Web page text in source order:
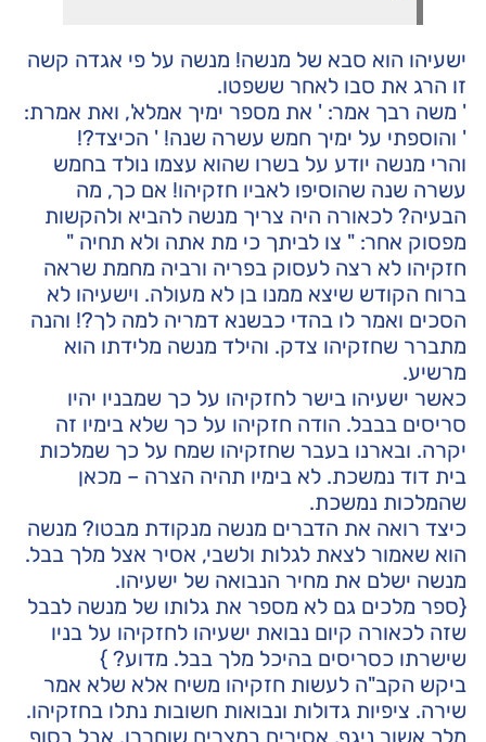
ישעיהו הוא סבא של מנשה! מנשה על פי אגדה קשה
זו הרג את סבו לאחר ששפטו.
' משה רבך אמר: ' את מספר ימיך אמלא', ואת אמרת:
' והוספתי על ימיך חמש עשרה שנה! ' הכיצד?!
והרי מנשה יודע על בשרו שהוא עצמו נולד בחמש
עשרה שנה שהוסיפו לאביו חזקיהו! אם כך, מה
הבעיה? לכאורה היה צריך מנשה להביא ולהקשות
מפסוק אחר: " צו לביתך כי מת אתה ולא תחיה "
חזקיהו לא רצה לעסוק בפריה ורביה מחמת שראה
ברוח הקודש שיצא ממנו בן לא מעולה. וישעיהו לא
הסכים ואמר לו בהדי כבשנא דמריה למה לך?! והנה
מתברר שחזקיהו צדק. והילד מנשה מלידתו הוא
מרשיע.
כאשר ישעיהו בישר לחזקיהו על כך שמבניו יהיו
סריסים בבבל. הודה חזקיהו על כך שלא בימיו זה
יקרה. ובארנו בעבר שחזקיהו שמח על כך שמלכות
בית דוד נמשכת. לא בימיו תהיה הצרה – מכאן
שהמלכות נמשכת.
כיצד רואה את הדברים מנשה מנקודת מבטו? מנשה
הוא שאמור לצאת לגלות ולשבי, אסיר אצל מלך בבל.
מנשה ישלם את מחיר הנבואה של ישעיהו.
{ספר מלכים גם לא מספר את גלותו של מנשה לבבל
שזה לכאורה קיום נבואת ישעיהו לחזקיהו על בניו
שישרתו כסריסים בהיכל מלך בבל. מדוע? }
ביקש הקב"ה לעשות חזקיהו משיח אלא שלא אמר
שירה. ציפיות גדולות ונבואות חשובות נתלו בחזקיהו.
מלך אשור ניגף, אסירים במצרים שוחררו. אבל בסוף